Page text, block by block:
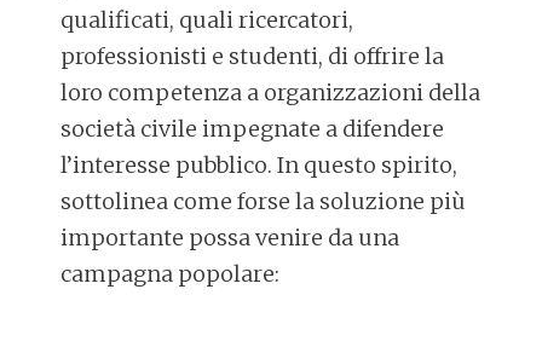
qualificati, quali ricercatori,
professionisti e studenti, di offrire la
loro competenza a organizzazioni della
società civile impegnate a difendere
l’interesse pubblico. In questo spirito,
sottolinea come forse la soluzione più
importante possa venire da una
campagna popolare: